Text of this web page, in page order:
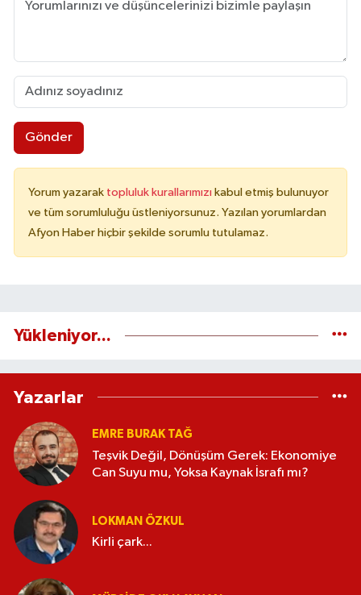
Gönder
Yorum yazarak topluluk kurallarımızı kabul etmiş bulunuyor
ve tüm sorumluluğu üstleniyorsunuz. Yazılan yorumlardan
Afyon Haber hiçbir şekilde sorumlu tutulamaz.
Yükleniyor...
Yazarlar
EMRE BURAK TAĞ
Teşvik Değil, Dönüşüm Gerek: Ekonomiye
Can Suyu mu, Yoksa Kaynak İsrafı mı?
LOKMAN ÖZKUL
Kirli çark...